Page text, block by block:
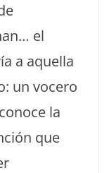
el
a aquella
un vocero
la
que